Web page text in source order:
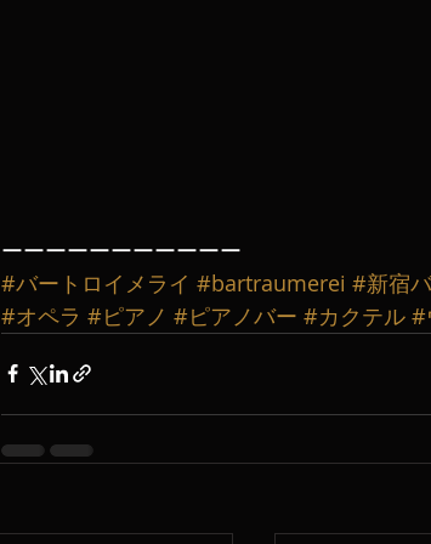
ーーーーーーーーーーー
#バートロイメライ #bartraumerei #新宿
#オペラ #ピアノ #ピアノバー #カクテル #